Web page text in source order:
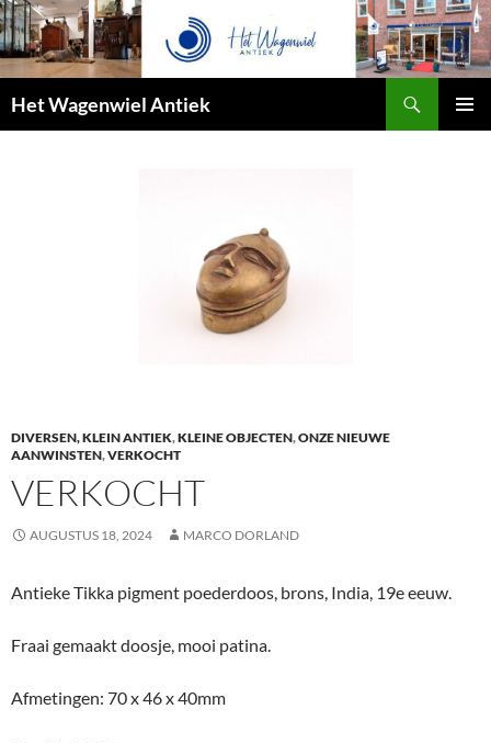
Het Wagenwiel Antiek
DIVERSEN, KLEIN ANTIEK,KLEINE OBJECTEN,ONZE NIEUWE
AANWINSTEN,VERKOCHT
VERKOCHT
AUGUSTUS 18, 2024 MARCO DORLAND
Antieke Tikka pigment poederdoos, brons, India, 19e eeuw.
Fraai gemaakt doosje, mooi patina.
Afmetingen: 70 x 46 x 40mm